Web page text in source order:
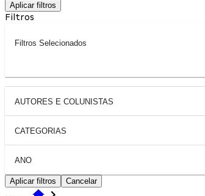
Aplicar filtros
Filtros
Filtros Selecionados
AUTORES E COLUNISTAS
CATEGORIAS
ANO
Aplicar filtros Cancelar